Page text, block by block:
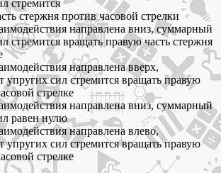
стремится
стержня против часовой стрелки
направлена вниз, суммарный
стремится вращать правую часть стержня
направлена вверх,
сил стремится вращать правую
стрелке
направлена вниз, суммарный
равен нулю
направлена влево,
сил стремится вращать правую
стрелке